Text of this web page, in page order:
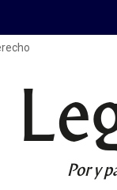
Por y